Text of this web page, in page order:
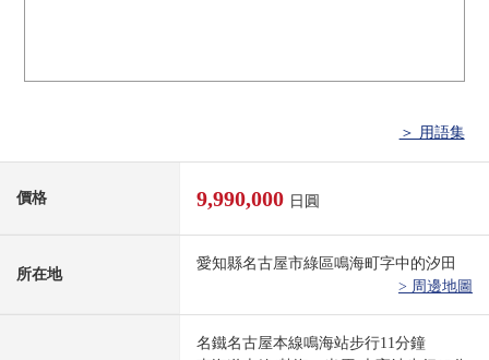
＞ 用語集
價格 9,990,000 日圓
所在地
愛知縣名古屋市綠區鳴海町字中的汐田
> 周邊地圖
名鐵名古屋本線鳴海站步行11分鐘